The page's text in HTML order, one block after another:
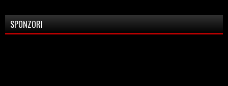
SPONZORI